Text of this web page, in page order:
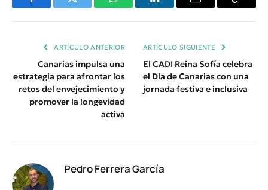
FacebookTwitter WhatsAppLinkedInEmail
Copiar
ARTÍCULO ANTERIOR
Canarias impulsa una
estrategia para afrontar los
retos del envejecimiento y
promover la longevidad
activa
ARTÍCULO SIGUIENTE
El CADI Reina Sofía celebra
el Día de Canarias con una
jornada festiva e inclusiva
Pedro Ferrera García